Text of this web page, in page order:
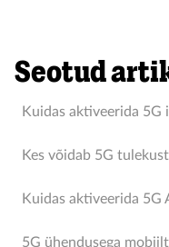
Seotud
Kuidas aktiveerida 5G
Kes võidab 5G
Kuidas aktiveerida 5G
5G ühendusega